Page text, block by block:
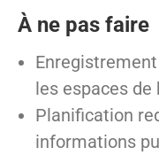
À ne pas faire
les espaces
Planification
informations